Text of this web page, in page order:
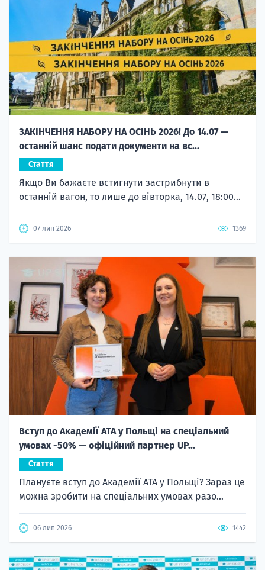
ЗАКІНЧЕННЯ НАБОРУ НА ОСІНЬ 2026! До 14.07 —
останній шанс подати документи на вс...
Стаття
Якщо Ви бажаєте встигнути застрибнути в
останній вагон, то лише до вівторка, 14.07, 18:00...
07 лип 2026 1369
Вступ до Академії ATA у Польщі на спеціальний
умовах -50% — офіційний партнер UP...
Стаття
Плануєте вступ до Академії ATA у Польщі? Зараз це
можна зробити на спеціальних умовах разо...
06 лип 2026 1442